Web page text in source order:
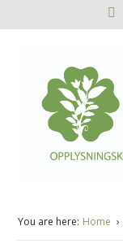
You are here: Home